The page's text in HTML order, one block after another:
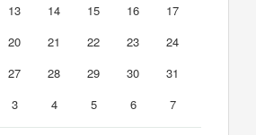
13 14 15 16
17
20 21 22 23
24
27 28 29 30
31
3 4 5 6 7